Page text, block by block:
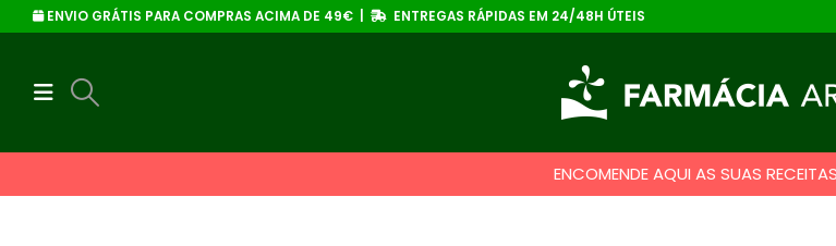
ENVIO GRÁTIS PARA COMPRAS ACIMA DE 49€ | ENTREGAS RÁPIDAS EM 24/48H ÚTEIS
ENCOMENDE AQUI AS SUAS